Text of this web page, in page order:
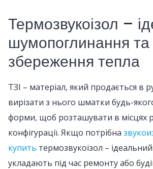
Термозвукоізол –
шумопоглинання та
збереження тепла
ТЗІ – матеріал, який продається в
вирізати з нього шматки будь-
форми, щоб розташувати в місцях
конфігурації. Якщо потрібна
купить термозвукоізол –
укладають під час ремонту або